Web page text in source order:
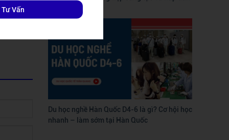
Du học nghề Hàn Quốc D4-6 là gì? Cơ hội học
nhanh – làm sớm tại Hàn Quốc
Vấn